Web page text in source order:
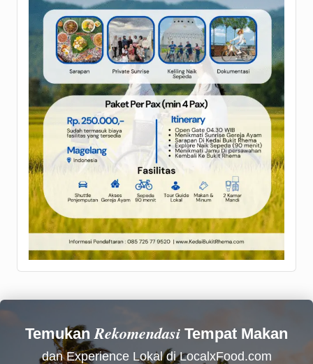
Temukan Rekomendasi Tempat Makan
dan Experience Lokal di LocalxFood.com